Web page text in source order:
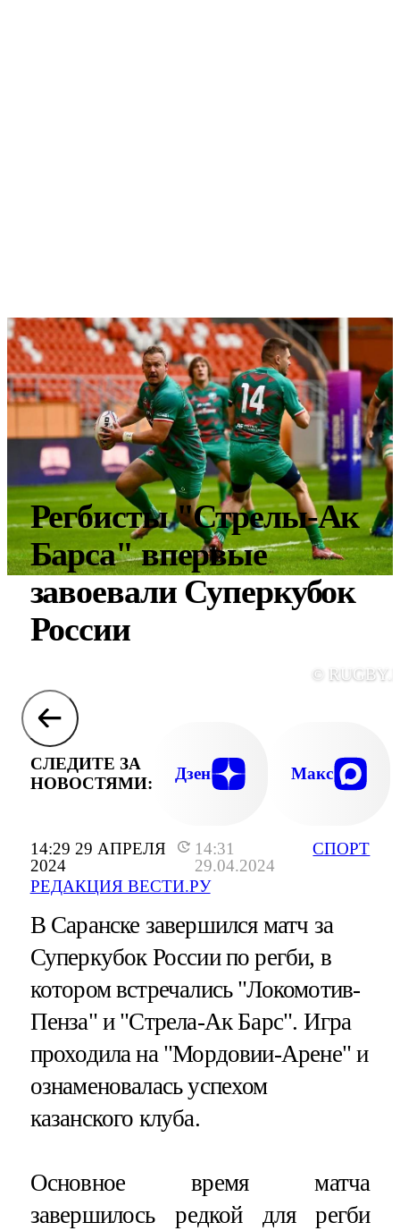
14:29 29 АПРЕЛЯ
2024
14:31
29.04.2024
РЕДАКЦИЯ ВЕСТИ.РУ
СПОРТ
Регбисты "Стрелы-Ак
Барса" впервые
завоевали Суперкубок
России
©
СЛЕДИТЕ ЗА
НОВОСТЯМИ:
Дзен Макс
В Саранске завершился матч за
Суперкубок России по регби, в
котором встречались "Локомотив-
Пенза" и "Стрела-Ак Барс". Игра
проходила на "Мордовии-Арене" и
ознаменовалась успехом
казанского клуба.
Основное время матча
завершилось редкой для регби